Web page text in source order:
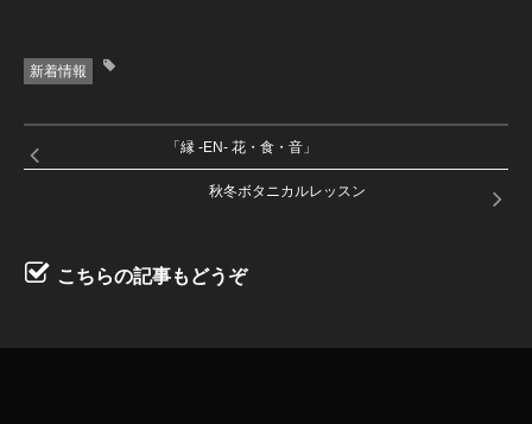
新着情報
「縁 -EN- 花・食・音」
秋冬ボタニカルレッスン
こちらの記事もどうぞ